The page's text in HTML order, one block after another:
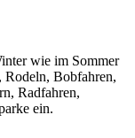
wie im Sommer
Rodeln, Bobfahren,
Radfahren,
ein.